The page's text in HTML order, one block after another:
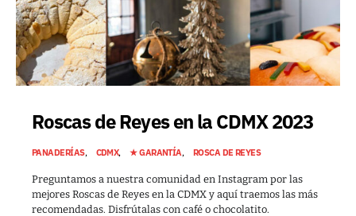
Roscas de Reyes en la CDMX 2023
PANADERÍAS CDMX ★ GARANTÍA ROSCA DE REYES
Preguntamos a nuestra comunidad en Instagram por las
mejores Roscas de Reyes en la CDMX y aquí traemos las más
recomendadas. Disfrútalas con café o chocolatito.